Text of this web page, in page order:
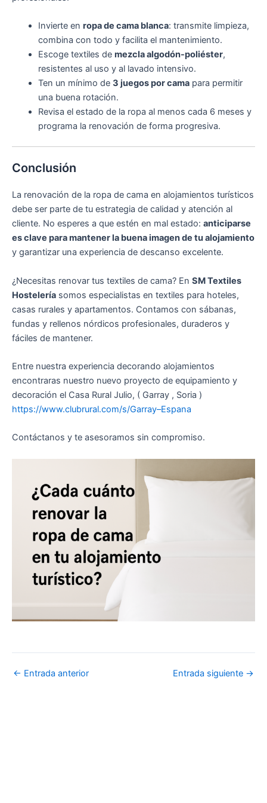
Invierte en ropa de cama blanca: transmite limpieza,
combina con todo y facilita el mantenimiento.
Escoge textiles de mezcla algodón-poliéster,
resistentes al uso y al lavado intensivo.
Ten un mínimo de 3 juegos por camapara permitir
una buena rotación.
Revisa el estado de la ropa al menos cada 6 meses y
programa la renovación de forma progresiva.
Conclusión
La renovación de la ropa de cama en alojamientos turísticos
debe ser parte de tu estrategia de calidad y atención al
cliente. No esperes a que estén en mal estado: anticiparse
es clave para mantener la buena imagen de tu alojamiento
y garantizar una experiencia de descanso excelente.
¿Necesitas renovar tus textiles de cama? En SM Textiles
Hostelería somos especialistas en textiles para hoteles,
casas rurales y apartamentos. Contamos con sábanas,
fundas y rellenos nórdicos profesionales, duraderos y
fáciles de mantener.
Entre nuestra experiencia decorando alojamientos
encontraras nuestro nuevo proyecto de equipamiento y
decoración el Casa Rural Julio, ( Garray , Soria )
https://www.clubrural.com/s/Garray–Espana
Contáctanos y te asesoramos sin compromiso.
← Entrada anterior Entrada siguiente →